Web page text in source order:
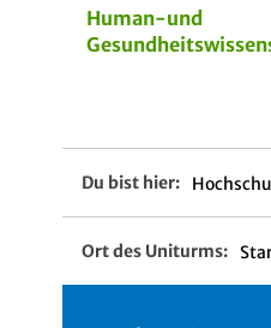
Human-und
Du bist hier:
Ort des Uniturms: